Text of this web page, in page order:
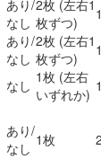
あり/
なし
2枚 (左右1
枚ずつ)
あり/
なし
2枚 (左右1
枚ずつ)
なし 1枚 (左右
いずれか)
あり/
なし 1枚